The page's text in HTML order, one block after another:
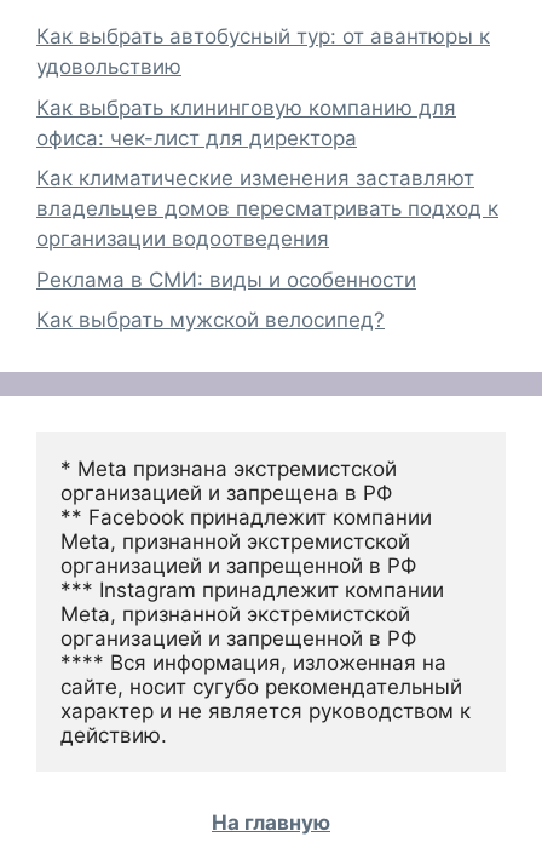
Как выбрать автобусный тур: от авантюры к
удовольствию
Как выбрать клининговую компанию для
офиса: чек-лист для директора
Как климатические изменения заставляют
владельцев домов пересматривать подход к
организации водоотведения
Реклама в СМИ: виды и особенности
Как выбрать мужской велосипед?
* Meta признана экстремистской
организацией и запрещена в РФ
** Facebook принадлежит компании
Meta, признанной экстремистской
организацией и запрещенной в РФ
*** Instagram принадлежит компании
Meta, признанной экстремистской
организацией и запрещенной в РФ
**** Вся информация, изложенная на
сайте, носит сугубо рекомендательный
характер и не является руководством к
действию.
На главную